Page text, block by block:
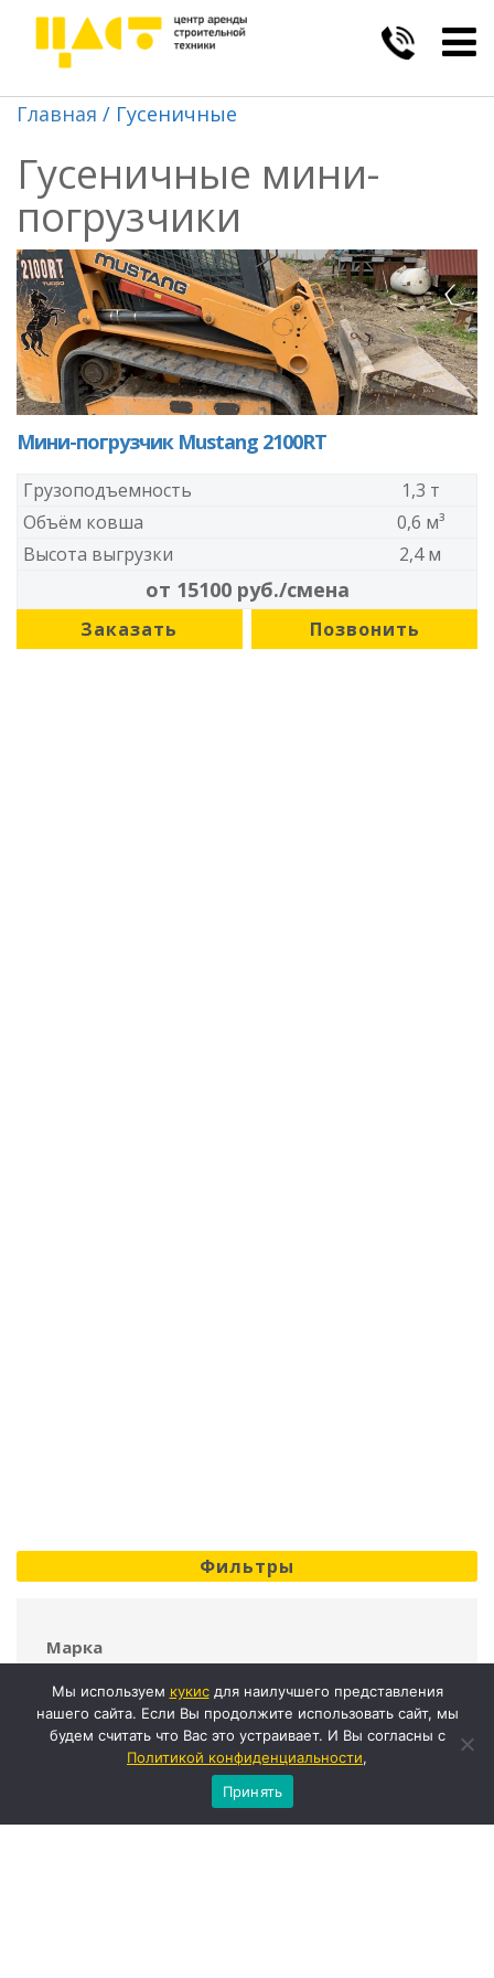
Главная Гусеничные
Гусеничные мини-
погрузчики
Мини-погрузчик Mustang 2100RT
Грузоподъемность
1,3 т
Объём ковша
0,6 м³
Высота выгрузки
2,4 м
от 15100 руб./смена
Заказать Позвонить
Фильтры
Марка
Mustang
Грузоподъемность
Эксплуатационная масса
Мы используем кукиcдля наилучшего представления
нашего сайта. Если Вы продолжите использовать сайт, мы
будем считать что Вас это устраивает. И Вы согласны с
Политикой конфиденциальности,
Принять